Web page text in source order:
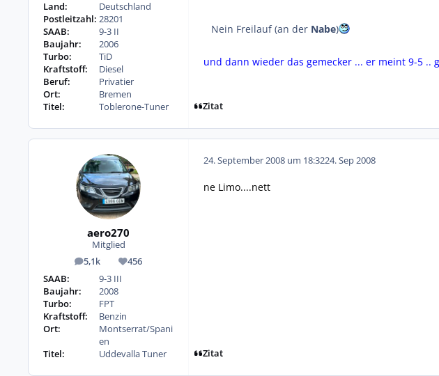
Land:
Deutschland
Postleitzahl: 28201
SAAB:
9-3 II
Baujahr:
2006
Turbo:
TiD
Kraftstoff:
Diesel
Beruf:
Privatier
Ort:
Bremen
Titel:
Toblerone-Tuner
Nein Freilauf (an der Nabe)
und dann wieder das gemecker ... er meint 9-5 ..
Zitat
aero270
Mitglied
5,1k
Beiträge 456
Reputation
SAAB:
9-3 III
Baujahr:
2008
Turbo:
FPT
Kraftstoff:
Benzin
Ort:
Montserrat/Spani
en
Titel:
Uddevalla Tuner
24. September 2008 um 18:3224. Sep 2008
ne Limo....nett
Zitat